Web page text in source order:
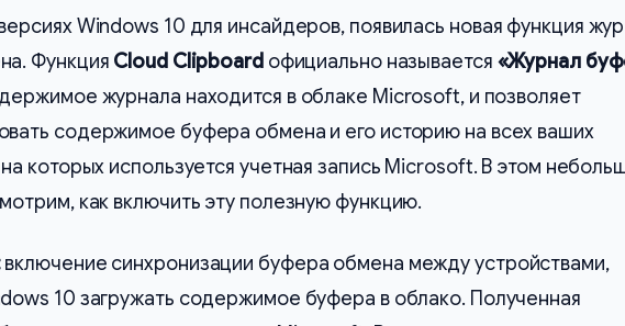
Windows 10 для инсайдеров, появилась новая функция
Функция Cloud Clipboard официально называется «Журнал
журнала находится в облаке Microsoft, и позволяет
содержимое буфера обмена и его историю на всех ваших
которых используется учетная запись Microsoft. В этом
как включить эту полезную функцию.
включение синхронизации буфера обмена между устройствами,
10 загружать содержимое буфера в облако. Полученная